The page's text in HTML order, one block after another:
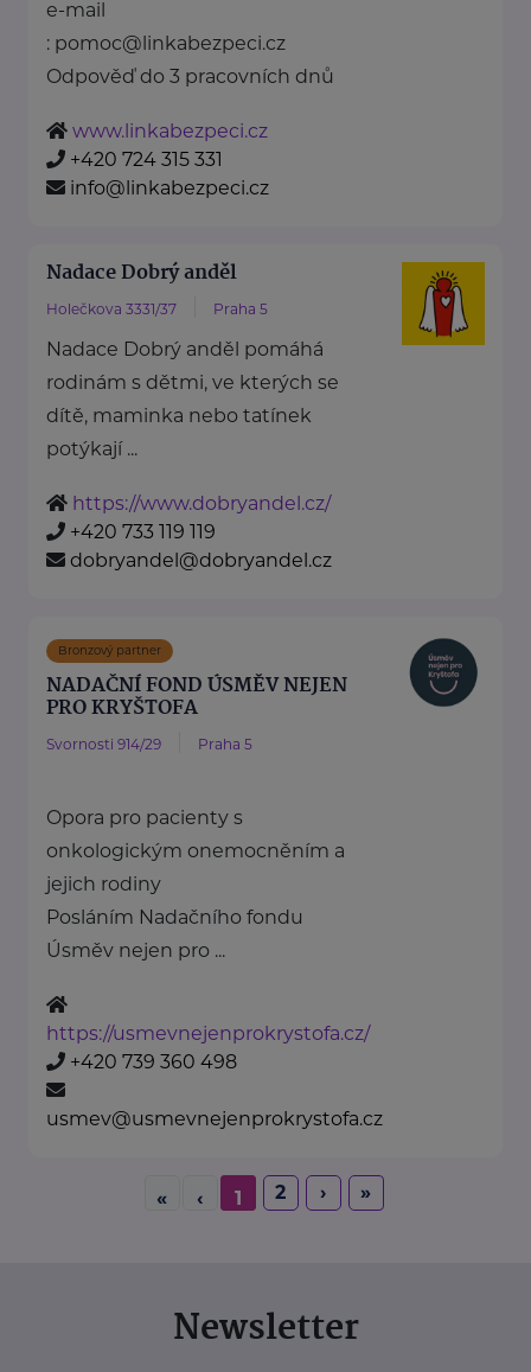
e-mail
: pomoc@linkabezpeci.cz
Odpověď do 3 pracovních dnů
www.linkabezpeci.cz
+420 724 315 331
info@linkabezpeci.cz
Nadace Dobrý anděl
Holečkova 3331/37 Praha 5
Nadace Dobrý anděl pomáhá
rodinám s dětmi, ve kterých se
dítě, maminka nebo tatínek
potýkají ...
https://www.dobryandel.cz/
+420 733 119 119
dobryandel@dobryandel.cz
Bronzový partner
NADAČNÍ FOND ÚSMĚV NEJEN
PRO KRYŠTOFA
Svornosti 914/29 Praha 5
Opora pro pacienty s
onkologickým onemocněním a
jejich rodiny
Posláním Nadačního fondu
Úsměv nejen pro ...
https://usmevnejenprokrystofa.cz/
+420 739 360 498
usmev@usmevnejenprokrystofa.cz
« ‹ 1 2 › »
Newsletter